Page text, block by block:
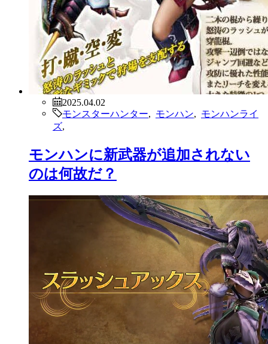
2025.04.02
モンスターハンター
モンハン
モンハンライ
ズ
モンハンに新武器が追加されない
のは何故だ？